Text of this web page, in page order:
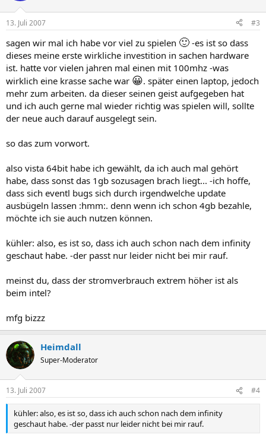
13. Juli 2007 #3
sagen wir mal ich habe vor viel zu spielen 🙂 -es ist so dass
dieses meine erste wirkliche investition in sachen hardware
ist. hatte vor vielen jahren mal einen mit 100mhz -was
wirklich eine krasse sache war 😀. später einen laptop, jedoch
mehr zum arbeiten. da dieser seinen geist aufgegeben hat
und ich auch gerne mal wieder richtig was spielen will, sollte
der neue auch darauf ausgelegt sein.
so das zum vorwort.
also vista 64bit habe ich gewählt, da ich auch mal gehört
habe, dass sonst das 1gb sozusagen brach liegt... -ich hoffe,
dass sich eventl bugs sich durch irgendwelche update
ausbügeln lassen :hmm:. denn wenn ich schon 4gb bezahle,
möchte ich sie auch nutzen können.
kühler: also, es ist so, dass ich auch schon nach dem infinity
geschaut habe. -der passt nur leider nicht bei mir rauf.
meinst du, dass der stromverbrauch extrem höher ist als
beim intel?
mfg bizzz
Heimdall
Super-Moderator
13. Juli 2007 #4
kühler: also, es ist so, dass ich auch schon nach dem infinity
geschaut habe. -der passt nur leider nicht bei mir rauf.